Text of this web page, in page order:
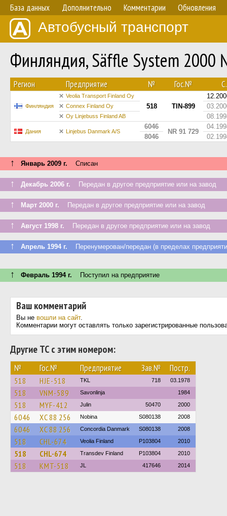
База данных Дополнительно Комментарии Обновления
Автобусный транспорт
Финляндия, Säffle System
Регион Предприятие № Гос.№
Финляндия
Veolia Transport Finland Oy
518 TIN-899
Connex Finland Oy
Oy Linjebuss Finland AB
Дания Linjebus Danmark A/S
6046
NR 91 729
8046
↑ Январь 2009 г. Списан
↑ Декабрь 2006 г. Передан в другое предприятие или на завод
↑ Март 2000 г. Передан в другое предприятие или на завод
↑ Август 1998 г. Передан в другое предприятие или на завод
↑ Апрель 1994 г. Перенумерован/передан (в пределах
↑ Февраль 1994 г. Поступил на предприятие
Ваш комментарий
Вы не вошли на сайт.
Комментарии могут оставлять только зарегистрированные
Другие ТС с этим номером:
№ Гос.№ Предприятие Зав.№ Постр.
518 HJE-518 TKL 718 03.1978
518 VNM-589 Savonlinja 1984
518 MYF-412 Julin 50470 2000
6046 XC 88 256 Nobina S080138 2008
6046 XC 88 256 Concordia Danmark S080138 2008
518 CHL-674 Veolia Finland P103804 2010
518 CHL-674 Transdev Finland P103804 2010
518 KMT-518 JL 417646 2014